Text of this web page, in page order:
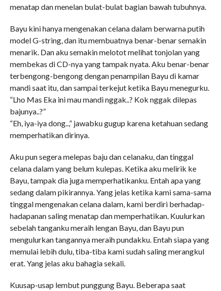
menatap dan menelan bulat-bulat bagian bawah tubuhnya.
Bayu kini hanya mengenakan celana dalam berwarna putih
model G-string, dan itu membuatnya benar-benar semakin
menarik. Dan aku semakin melotot melihat tonjolan yang
membekas di CD-nya yang tampak nyata. Aku benar-benar
terbengong-bengong dengan penampilan Bayu di kamar
mandi saat itu, dan sampai terkejut ketika Bayu menegurku.
“Lho Mas Eka ini mau mandi nggak..? Kok nggak dilepas
bajunya..?”
“Eh, iya-iya dong..,” jawabku gugup karena ketahuan sedang
memperhatikan dirinya.
Aku pun segera melepas baju dan celanaku, dan tinggal
celana dalam yang belum kulepas. Ketika aku melirik ke
Bayu, tampak dia juga memperhatikanku. Entah apa yang
sedang dalam pikirannya. Yang jelas ketika kami sama-sama
tinggal mengenakan celana dalam, kami berdiri berhadap-
hadapanan saling menatap dan memperhatikan. Kuulurkan
sebelah tanganku meraih lengan Bayu, dan Bayu pun
mengulurkan tangannya meraih pundakku. Entah siapa yang
memulai lebih dulu, tiba-tiba kami sudah saling merangkul
erat. Yang jelas aku bahagia sekali.
Kuusap-usap lembut punggung Bayu. Beberapa saat